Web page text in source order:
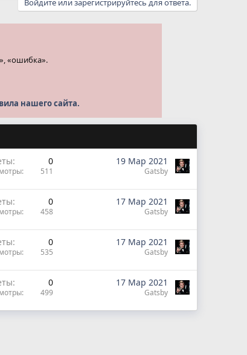
Войдите или зарегистрируйтесь для ответа.
«ошибка».
нашего сайта.
0
511
19 Мар 2021
Gatsby
0
458
17 Мар 2021
Gatsby
0
535
17 Мар 2021
Gatsby
0
499
17 Мар 2021
Gatsby